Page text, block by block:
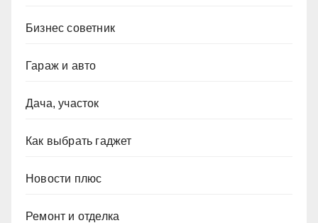
Бизнес советник
Гараж и авто
Дача, участок
Как выбрать гаджет
Новости плюс
Ремонт и отделка